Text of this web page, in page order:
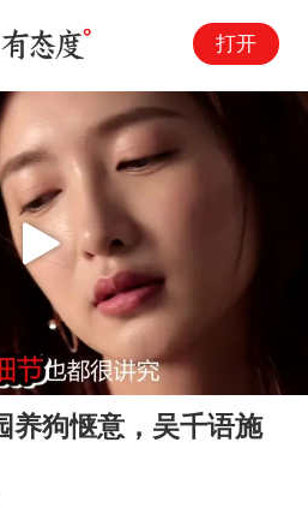
打开
02:07
Play
养狗惬意，吴千语施